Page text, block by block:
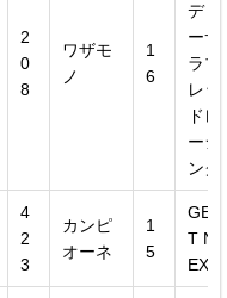
2
0
8
ワザモ
ノ
1
6
ディ
ーサ
ラブ
レッ
ドレ
ーシ
ング
4
2
3
カンピ
オーネ
1
5
GE
T N
EXT